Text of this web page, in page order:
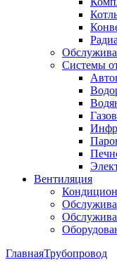
Системы
Вентиляция
ГлавнаяТрубопровод